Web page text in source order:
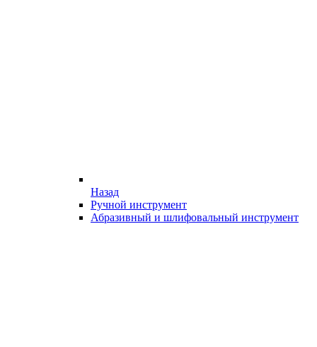
Назад
Ручной инструмент
Абразивный и шлифовальный инструмент